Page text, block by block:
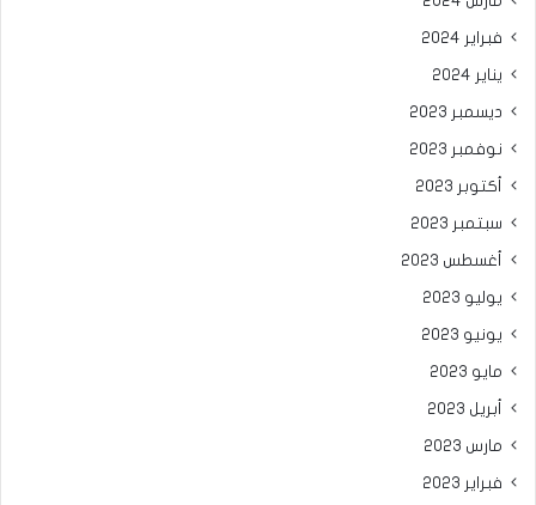
فبراير 2024
يناير 2024
ديسمبر 2023
نوفمبر 2023
أكتوبر 2023
سبتمبر 2023
أغسطس 2023
يوليو 2023
يونيو 2023
مايو 2023
أبريل 2023
مارس 2023
فبراير 2023